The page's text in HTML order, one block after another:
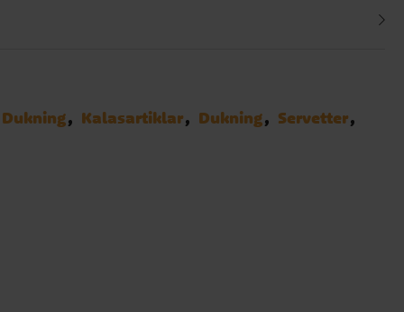
Dukning Kalasartiklar Dukning
Servetter